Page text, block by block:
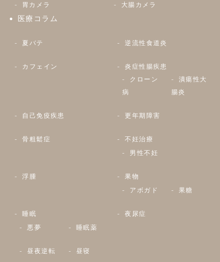
胃カメラ 大腸カメラ
医療コラム
夏バテ 逆流性食道炎
カフェイン
炎症性腸疾患
クローン
病
潰瘍性大
腸炎
自己免疫疾患 更年期障害
骨粗鬆症
不妊治療
男性不妊
浮腫
果物
アボガド
果糖
睡眠
悪夢
睡眠薬
昼夜逆転 昼寝
夜尿症